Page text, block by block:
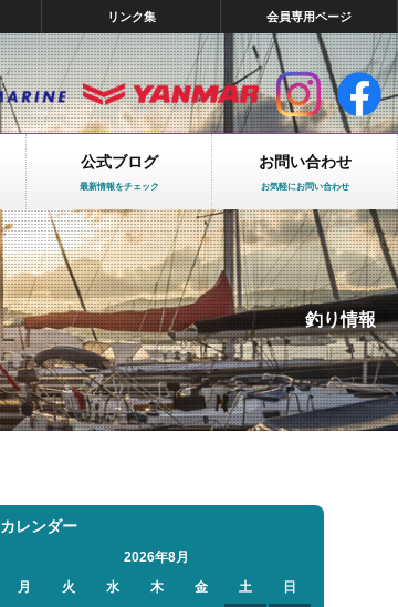
リンク集 会員専用ページ
公式ブログ
最新情報をチェック
お問い合わせ
お気軽にお問い合わせ
釣り情報
カレンダー
2026年8月
月
火 水 木 金 土
日